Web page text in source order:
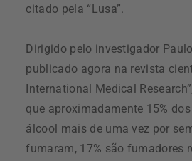
citado pela “Lusa”.
Dirigido pelo investigador
publicado agora na revista
International Medical
que aproximadamente 15%
álcool mais de uma vez por
fumaram, 17% são fumadores